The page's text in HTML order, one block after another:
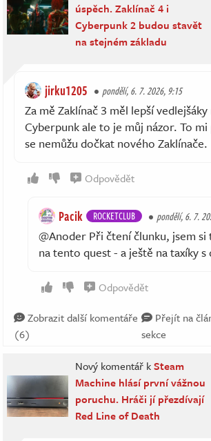
úspěch. Zaklínač 4 i
Cyberpunk 2 budou stavět
na stejném základu
jirku1205 pondělí, 6. 7. 2026, 9:15
Za mě Zaklínač 3 měl lepší
Cyberpunk ale to je můj názor. To
se nemůžu dočkat nového Zaklínače.
Odpovědět
Pacik ROCKETCLUB pondělí, 6. 7.
@Anoder Při čtení člunku, jsem si
na tento quest - a ještě na taxíky
Odpovědět
Zobrazit další komentáře
(6)
Přejít na
sekce
Nový komentář kSteam
Machine hlásí první vážnou
poruchu. Hráči jí přezdívají
Red Line of Death